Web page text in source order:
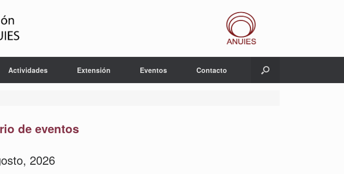
Actividades Extensión Eventos Contacto
de eventos
2026